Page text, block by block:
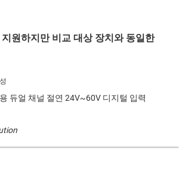
원하지만 비교 대상 장치와 동일한
듀얼 채널 절연 24V~60V 디지털 입력